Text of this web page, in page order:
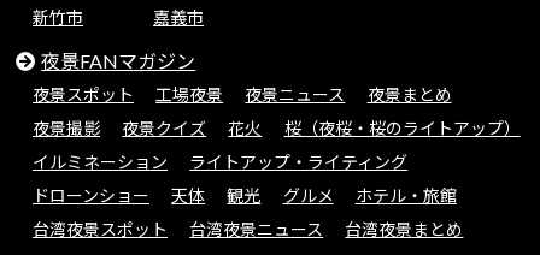
新竹市 嘉義市
夜景FANマガジン
夜景スポット 工場夜景 夜景ニュース
夜景まとめ
夜景撮影
夜景クイズ 花火
桜（夜桜・桜のライトアップ）
イルミネーション
ライトアップ・ライティング
ドローンショー
天体 観光 グルメ
ホテル・旅館
台湾夜景スポット
台湾夜景ニュース 台湾夜景まとめ